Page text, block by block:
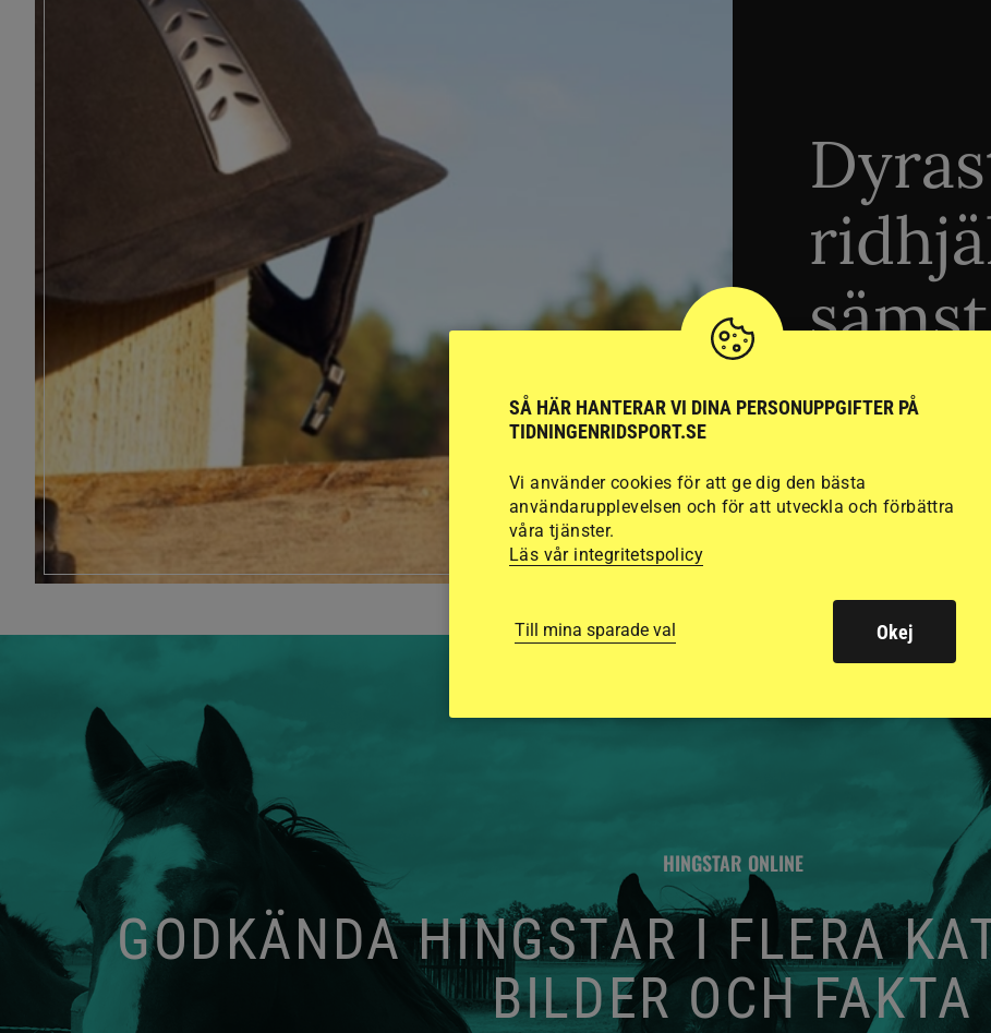
Stort test av
15 ridhjälmar i olika
säkraste. Det visar
de olika hjälmarna –
HINGSTAR ONLINE
GODKÄNDA HINGSTAR I FLERA
BILDER OCH FAKTA
SÅ HÄR HANTERAR VI DINA PERSONUPPGIFTER PÅ
TIDNINGENRIDSPORT.SE
Vi använder cookies för att ge dig den bästa
användarupplevelsen och för att utveckla och förbättra
våra tjänster.
Läs vår integritetspolicy
Till mina sparade val Okej